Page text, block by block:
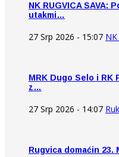
NK RUGVICA SAVA:
utakmi…
27 Srp 2026 - 15:07 NK
MRK Dugo Selo i
z…
27 Srp 2026 - 14:07
Rugvica domaćin